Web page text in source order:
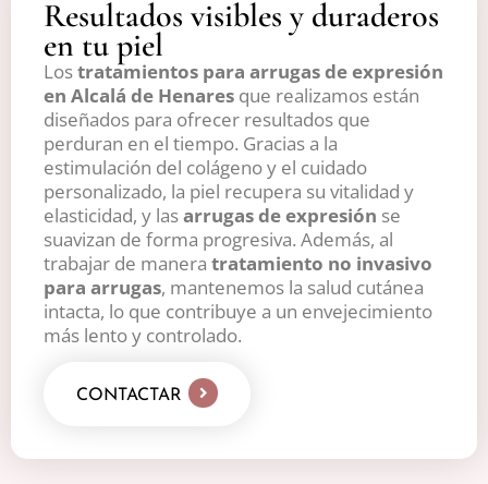
Resultados visibles y duraderos
en tu piel
Lostratamientos para arrugas de expresión
en Alcalá de Henares que realizamos están
diseñados para ofrecer resultados que
perduran en el tiempo. Gracias a la
estimulación del colágeno y el cuidado
personalizado, la piel recupera su vitalidad y
elasticidad, y lasarrugas de expresión se
suavizan de forma progresiva. Además, al
trabajar de manera tratamiento no invasivo
para arrugas, mantenemos la salud cutánea
intacta, lo que contribuye a un envejecimiento
más lento y controlado.
CONTACTAR